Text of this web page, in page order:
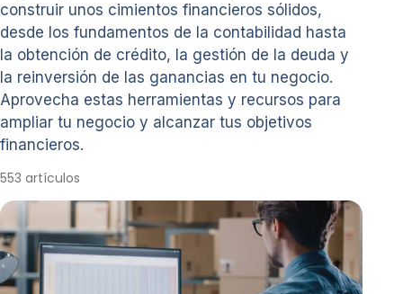
construir unos cimientos financieros sólidos,
desde los fundamentos de la contabilidad hasta
la obtención de crédito, la gestión de la deuda y
la reinversión de las ganancias en tu negocio.
Aprovecha estas herramientas y recursos para
ampliar tu negocio y alcanzar tus objetivos
financieros.
553 artículos